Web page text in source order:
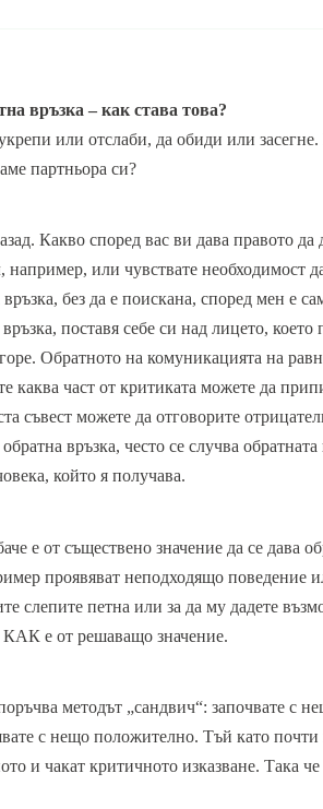
връзка – как става това?
или отслаби, да обиди или
партньора си?
Какво според вас ви дава правото да
например, или чувствате необходимост
без да е поискана, според мен е
поставя себе си над лицето,
Обратното на комуникацията на
каква част от критиката можете да
съвест можете да отговорите
връзка, често се случва обратната
който я получава.
е от съществено значение да се дава
проявяват неподходящо поведение
слепите петна или за да му дадете
е от решаващо значение.
методът „сандвич“: започвате с
с нещо положително. Тъй като почти
и чакат критичното изказване. Така